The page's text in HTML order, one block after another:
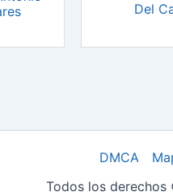
Del
DMCA
Todos los